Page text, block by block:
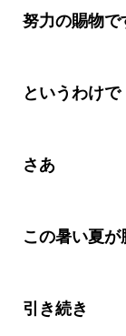
努力の賜物で
というわけで
さあ
この暑い夏が
引き続き